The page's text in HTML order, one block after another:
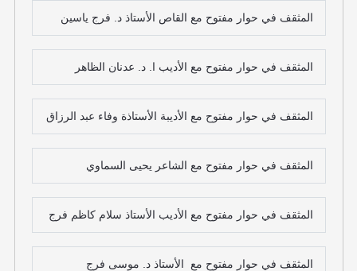
المثقف في حوار مفتوح مع القاص الأستاذ د. فرج ياسين
المثقف في حوار مفتوح مع الأديب ا. د. عدنان الظاهر
المثقف في حوار مفتوح مع الأديبة الأستاذة وفاء عبد الرزاق
المثقف في حوار مفتوح مع الشاعر يحيى السماوي
المثقف في حوار مفتوح مع الأديب الأستاذ سلام كاظم فرج
المثقف في حوار مفتوح مع الأستاذ د. موسى فرج